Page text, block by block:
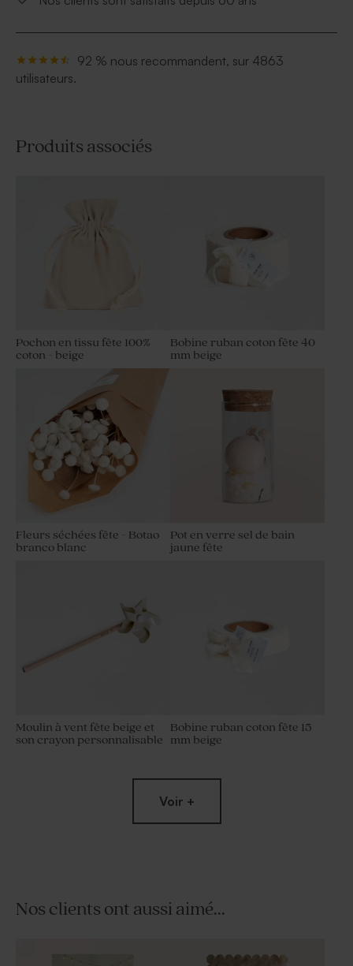
92 % nous recommandent, sur 4863
utilisateurs.
Produits associés
Pochon en tissu fête 100%
coton - beige
Bobine ruban coton fête 40
mm beige
Fleurs séchées fête - Botao
branco blanc
Pot en verre sel de bain
jaune fête
Moulin à vent fête beige et
son crayon personnalisable
Bobine ruban coton fête 15
mm beige
Voir +
Nos clients ont aussi aimé...